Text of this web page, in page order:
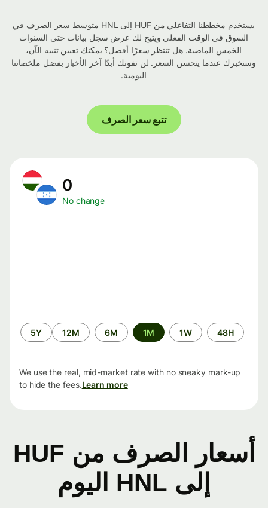
يستخدم مخططنا التفاعلي من HUF إلى HNL متوسط ​​سعر الصرف في
السوق في الوقت الفعلي ويتيح لك عرض سجل بيانات حتى السنوات
الخمس الماضية. هل تنتظر سعرًا أفضل؟ يمكنك تعيين تنبيه الآن،
وسنخبرك عندما يتحسن السعر. لن تفوتك أبدًا آخر الأخبار بفضل ملخصاتنا
اليومية.
تتبع سعر الصرف
No change
الفترة
الزمنية
48H
1W
1M
6M
12M
5Y
We use the real, mid-market rate with no sneaky mark-up
to hide the fees.Learn more
أسعار الصرف من HUF
إلى HNL اليوم